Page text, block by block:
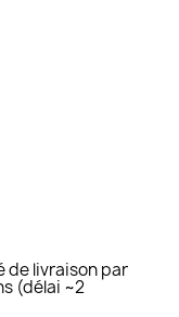
de livraison par
(délai ~2